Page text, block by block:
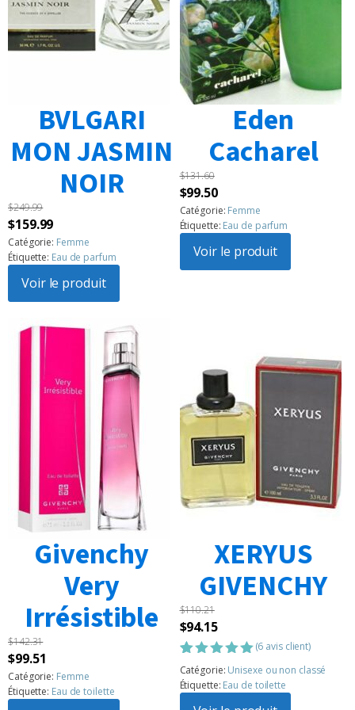
BVLGARI
MON JASMIN
NOIR
$249.99
Le
prix
initial
était :
$249.99.
$159.99Le
prix
actuel
est :
$159.99.
Catégorie: Femme
Étiquette: Eau de parfum
Voir le produit
Eden
Cacharel
$131.60
Le
prix
initial
était :
$131.60.
$99.50Le
prix
actuel
est :
$99.50.
Catégorie: Femme
Étiquette: Eau de parfum
Voir le produit
Givenchy
Very
Irrésistible
$142.31
Le
prix
initial
$99.51
prix
actuel
Catégorie: Femme
Étiquette: Eau de toilette
XERYUS
GIVENCHY
$110.21
Le
prix
initial
était :
$110.21.
$94.15Le
prix
actuel
est :
$94.15.
Noté5.00
sur 5
basé sur
6
notations
(6 avis client)
Catégorie: Unisexe ou non classé
Étiquette: Eau de toilette